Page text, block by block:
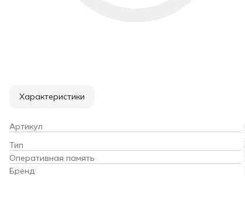
Характеристики
Артикул
Тип
Оперативная память
Бренд